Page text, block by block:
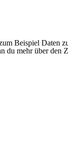
Beispiel
mehr über den